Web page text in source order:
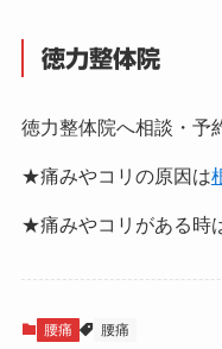
徳力整体院
徳力整体院へ相談・予
★痛みやコリの原因は
★痛みやコリがある時
腰痛 腰痛